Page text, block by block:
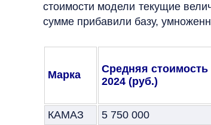
стоимости модели текущие
сумме прибавили базу,
Марка
Средняя стоимость
2024 (руб.)
КАМАЗ
5 750 000